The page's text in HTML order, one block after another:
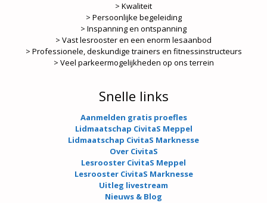
> Kwaliteit
> Persoonlijke begeleiding
> Inspanning en ontspanning
> Vast lesrooster en een enorm lesaanbod
> Professionele, deskundige trainers en fitnessinstructeurs
> Veel parkeermogelijkheden op ons terrein
Snelle links
Aanmelden gratis proefles
Lidmaatschap CivitaS Meppel
Lidmaatschap CivitaS Marknesse
Over CivitaS
Lesrooster CivitaS Meppel
Lesrooster CivitaS Marknesse
Uitleg livestream
Nieuws & Blog